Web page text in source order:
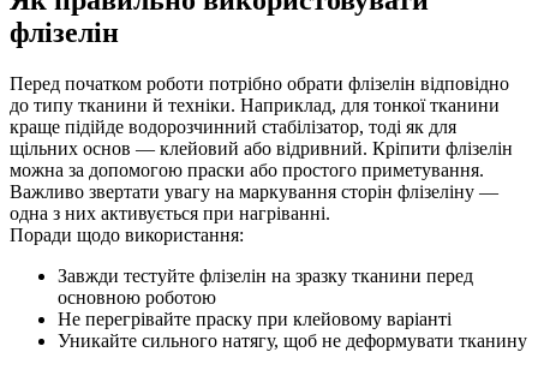
флізелін
Перед початком роботи потрібно обрати флізелін відповідно
до типу тканини й техніки. Наприклад, для тонкої тканини
краще підійде водорозчинний стабілізатор, тоді як для
щільних основ — клейовий або відривний. Кріпити флізелін
можна за допомогою праски або простого приметування.
Важливо звертати увагу на маркування сторін флізеліну —
одна з них активується при нагріванні.
Поради щодо використання:
Завжди тестуйте флізелін на зразку тканини перед
основною роботою
Не перегрівайте праску при клейовому варіанті
Уникайте сильного натягу, щоб не деформувати тканину